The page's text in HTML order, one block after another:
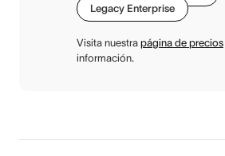
Legacy Enterprise
Visita nuestra página de precios
información.